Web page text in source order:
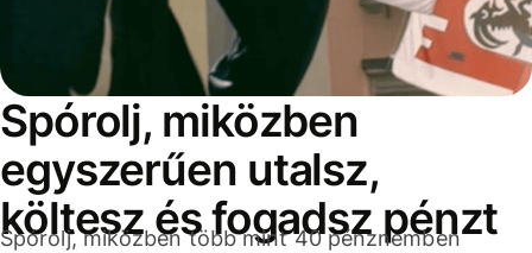
Spórolj, miközben
egyszerűen utalsz,
költesz és fogadsz pénzt
Spórolj, miközben több mint 40 pénznemben